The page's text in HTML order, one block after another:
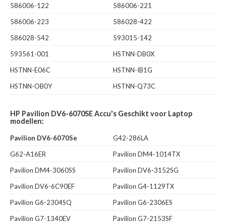
586006-122
586006-221
586006-223
586028-422
586028-542
593015-142
593561-001
HSTNN-DB0X
HSTNN-E06C
HSTNN-IB1G
HSTNN-OB0Y
HSTNN-Q73C
HP Pavilion DV6-6070SE Accu's Geschikt voor Laptop
modellen:
Pavilion DV6-6070Se
G42-286LA
G62-A16ER
Pavilion DM4-1014TX
Pavilion DM4-3060SS
Pavilion DV6-3152SG
Pavilion DV6-6C90EF
Pavilion G4-1129TX
Pavilion G6-2304SQ
Pavilion G6-2306ES
Pavilion G7-1340EV
Pavilion G7-2153SF